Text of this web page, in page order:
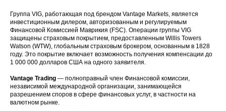
Группа VIG, работающая под брендом Vantage Markets, является
инвестиционным дилером, авторизованным и регулируемым
Финансовой Комиссией Маврикия (FSC). Операции группы VIG
защищены страховым покрытием, предоставленным Willis Towers
Watson (WTW), глобальным страховым брокером, основанным в 1828
году. Это покрытие включает возможность получения компенсации до
1 000 000 долларов США на одного заявителя.
Vantage Trading — полноправный член Финансовой комиссии,
независимой международной организации, занимающейся
разрешением споров в сфере финансовых услуг, в частности на
валютном рынке.